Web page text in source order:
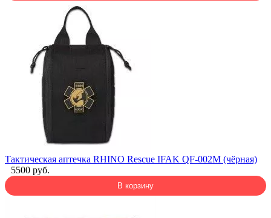
Тактическая аптечка RHINO Rescue IFAK QF-002M (чёрная)
5500 руб.
В корзину